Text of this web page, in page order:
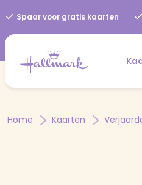
Spaar voor gratis kaarten
Home Kaarten